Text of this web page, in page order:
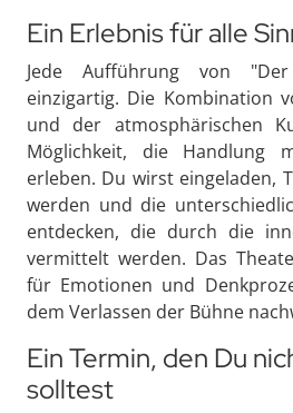
Ein Erlebnis für alle
Jede Aufführung von
einzigartig. Die Kombination
und der atmosphärischen
Möglichkeit, die Handlung
erleben. Du wirst eingeladen,
werden und die
entdecken, die durch die
vermittelt werden. Das
für Emotionen und
dem Verlassen der Bühne
Ein Termin, den Du
solltest